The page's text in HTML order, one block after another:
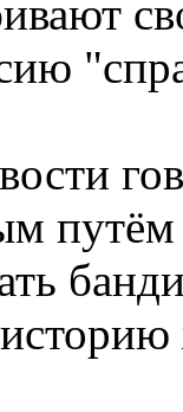
путём